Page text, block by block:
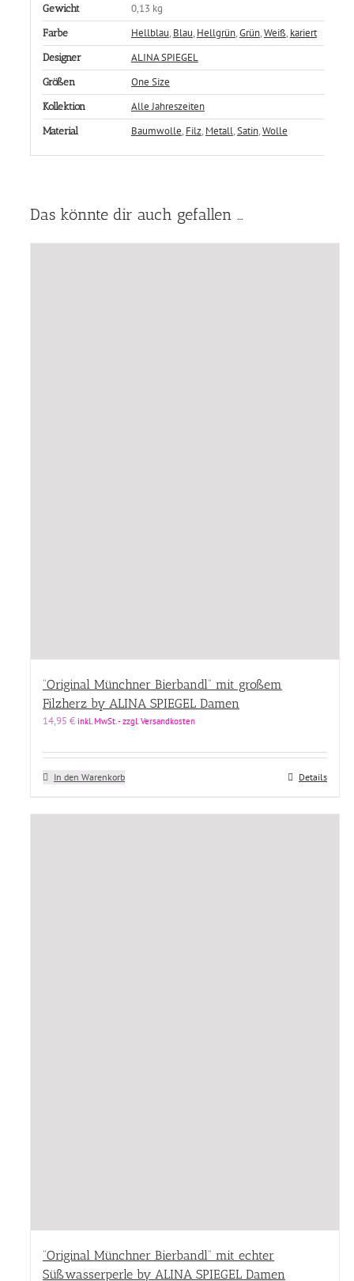
Gewicht 0,13 kg
Farbe Hellblau, Blau, Hellgrün,Grün,Weiß, kariert
Designer ALINA SPIEGEL
Größen One Size
Kollektion Alle Jahreszeiten
Material Baumwolle, Filz, Metall,Satin,Wolle
Das könnte dir auch gefallen …
“Original Münchner Bierbandl” mit großem
Filzherz by ALINA SPIEGEL Damen
14,95 € inkl. MwSt. - zzgl. Versandkosten
In den Warenkorb Details
“Original Münchner Bierbandl” mit echter
Süßwasserperle by ALINA SPIEGEL Damen